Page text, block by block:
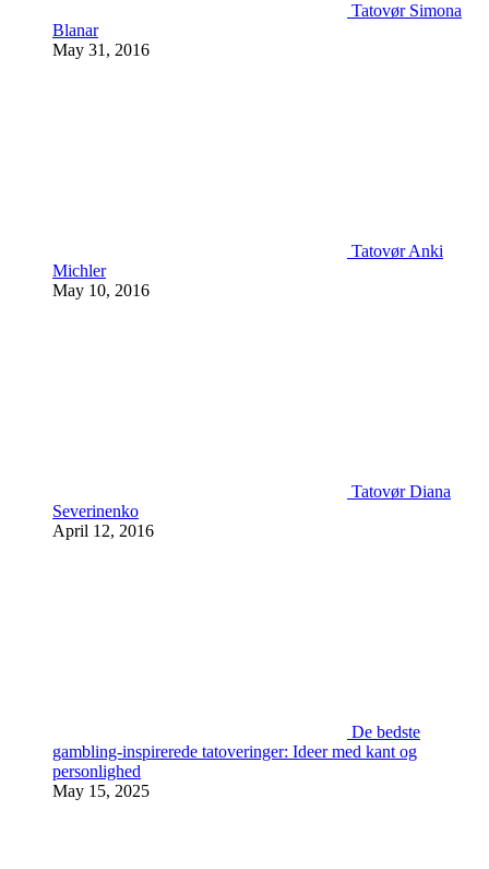
Tatovør Simona
Blanar
May 31, 2016
Tatovør Anki
Michler
May 10, 2016
Tatovør Diana
Severinenko
April 12, 2016
De bedste
gambling-inspirerede tatoveringer: Ideer med kant og
personlighed
May 15, 2025